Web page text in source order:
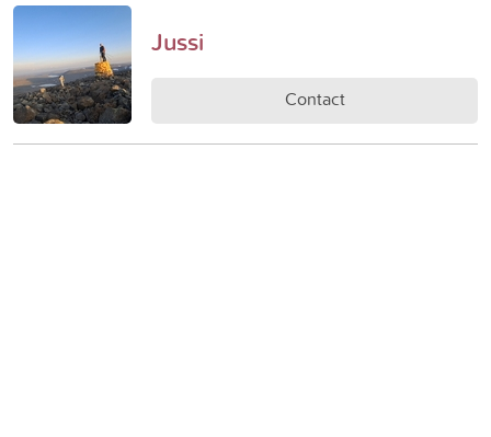
Jussi
Contact